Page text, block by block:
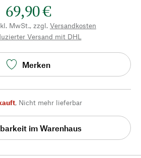
69,90 €
MwSt., zzgl. Versandkosten
Versand mit DHL
Merken
, Nicht mehr lieferbar
im Warenhaus